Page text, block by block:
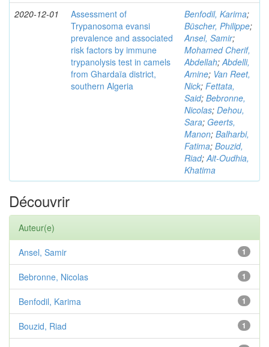
2020-12-01
Assessment of
Trypanosoma evansi
prevalence and associated
risk factors by immune
trypanolysis test in camels
from Ghardaïa district,
southern Algeria
Benfodil, Karima;
Büscher, Philippe;
Ansel, Samir;
Mohamed Cherif,
Abdellah;Abdelli,
Amine; Van Reet,
Nick; Fettata,
Said; Bebronne,
Nicolas; Dehou,
Sara; Geerts,
Manon; Balharbi,
Fatima; Bouzid,
Riad;Ait-Oudhia,
Khatima
Découvrir
Auteur(e)
1
Ansel, Samir
1
Bebronne, Nicolas
1
Benfodil, Karima
1
Bouzid, Riad